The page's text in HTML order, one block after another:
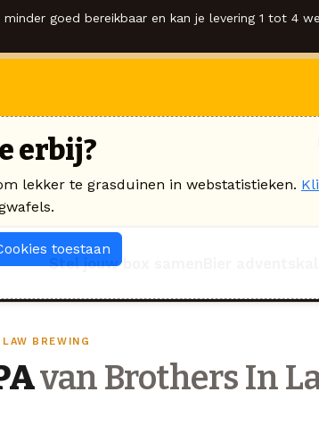
goed bereikbaar en kan je levering 1 tot 4
Stel jouw box samen
BREWING
van Brothers In
erbij?
lekker te grasduinen in webstatistieken.
toestaan